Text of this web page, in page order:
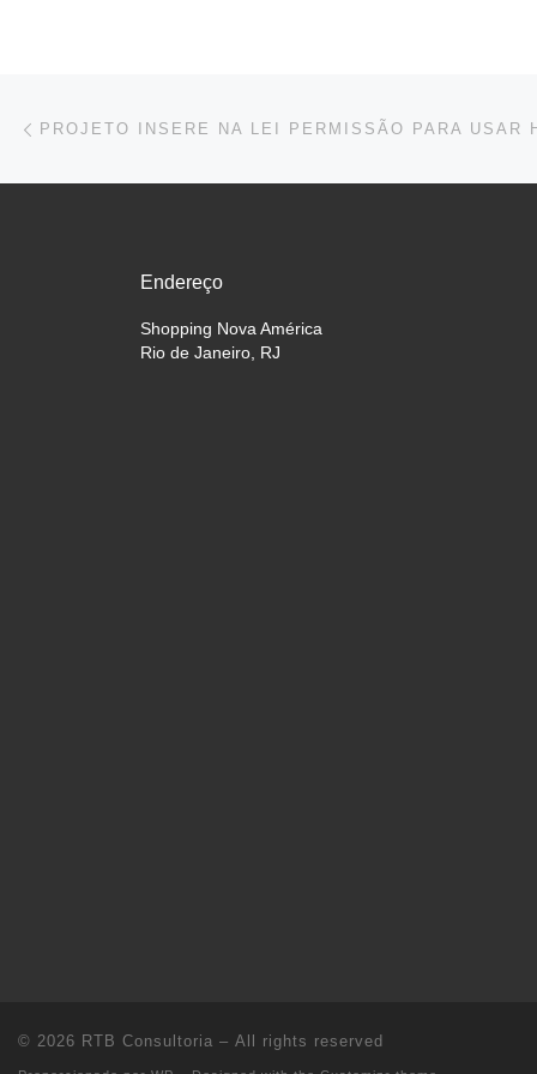
Navegação do post
Endereço
Shopping Nova América
Rio de Janeiro, RJ
© 2026 RTB Consultoria – All rights reserved